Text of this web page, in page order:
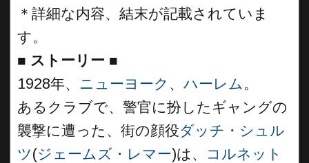
＊詳細な内容、結末が記載されていま
す。
■ ストーリー ■
1928年、 ニューヨーク 、 ハーレム。
あるクラブで、警官に扮したギャングの
襲撃に遭った、街の顔役ダッチ・シュル
ツ(ジェームズ・レマー)は、
コルネット